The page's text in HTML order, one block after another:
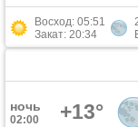
Восход: 05:51
Закат: 20:34
ночь
02:00 +13°